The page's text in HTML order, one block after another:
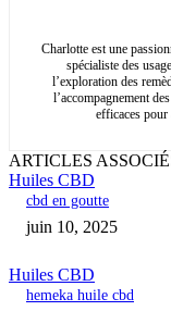
Charlotte est une
spécialiste des
l’exploration des
l’accompagnement
efficaces
ARTICLES
Huiles CBD
cbd en goutte
juin 10, 2025
Huiles CBD
hemeka huile cbd